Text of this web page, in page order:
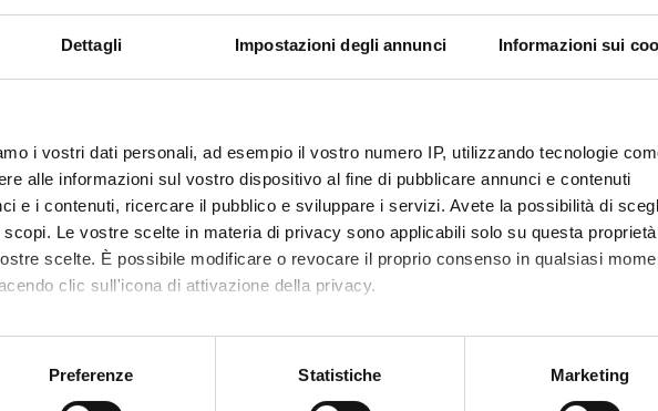
Dettagli Impostazioni degli annunci Informazioni sui
i vostri dati personali, ad esempio il vostro numero IP, utilizzando tecnologie
alle informazioni sul vostro dispositivo al fine di pubblicare annunci e contenuti
e i contenuti, ricercare il pubblico e sviluppare i servizi. Avete la possibilità di
Le vostre scelte in materia di privacy sono applicabili solo su questa proprietà
scelte. È possibile modificare o revocare il proprio consenso in qualsiasi
clic sull'icona di attivazione della privacy.
tua posizione geografica, con un'approssimazione di qualche metro,
Preferenze Statistiche Marketing
attivato nell'A.A. 2024/2025)
(SSD)
E ANTICHITÀ ITALICHE